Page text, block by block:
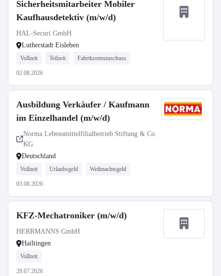
Sicherheitsmitarbeiter Mobiler
Kaufhausdetektiv (m/w/d)
HAL-Securi GmbH
Lutherstadt Eisleben
Vollzeit Teilzeit Fahrtkostenzuschuss
02.08.2026
Ausbildung Verkäufer / Kaufmann
im Einzelhandel (m/w/d)
Norma Lebensmittelfilialbetrieb Stiftung & Co.
KG
Deutschland
Vollzeit Urlaubsgeld Weihnachtsgeld
03.08.2026
KFZ-Mechatroniker (m/w/d)
HERRMANNS GmbH
Hailtingen
Vollzeit
28.07.2026